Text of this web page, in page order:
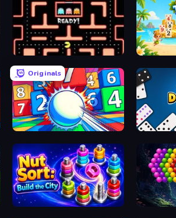
Pacman Solitaire
Originals
Entropy Domino
Nut Sort: Build the City Bubble